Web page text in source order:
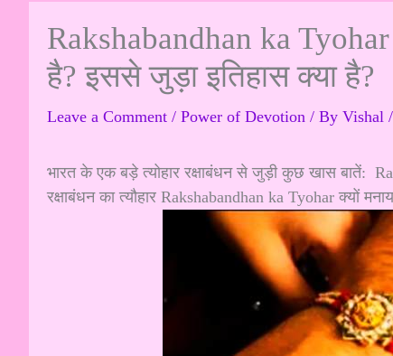
Rakshabandhan ka Tyohar
है? इससे जुड़ा इतिहास क्या है?
Leave a Comment / Power of Devotion / By Vishal /
भारत के एक बड़े त्योहार रक्षाबंधन से जुड़ी कुछ खास बातें:
रक्षाबंधन का त्यौहार Rakshabandhan ka Tyohar क्यों